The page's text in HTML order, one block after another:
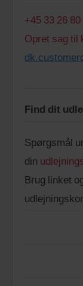
+45 33 26
Opret sag til
Find dit
Spørgsmål
din
Brug linket